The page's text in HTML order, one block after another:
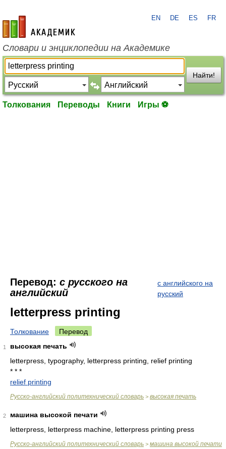
academic.ru
EN DE ES FR
Словари и энциклопедии на Академике
Найти!
Толкования Переводы Книги Игры ⚽
Перевод: с русского на
английский
с английского на
русский
letterpress printing
Толкование Перевод
1
высокая печать
letterpress, typography, letterpress printing, relief printing
* * *
relief printing
Русско-английский политехнический словарь > высокая печать
2
машина высокой печати
letterpress, letterpress machine, letterpress printing press
Русско-английский политехнический словарь > машина высокой печати